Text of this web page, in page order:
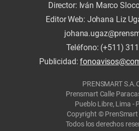
Director: Iván Marco
Editor Web: Johana Liz
Teléfono: (+511)
Publicidad:
PRENSMART
Prensmart Calle
Pueblo Libre, Lima -
Copyright © PrenSmart
Todos los derechos